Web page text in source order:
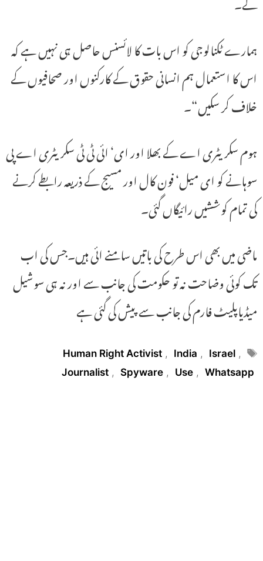
ہمارے ٹکنالوجی کو اس بات کا لائسنس حاصل ہی نہیں ہے کہ
اس کا استعمال ہم انسانی حقوق کے کارکنوں اور صحافیوں کے
خلاف کر سکیں“۔
ہوم سکریٹری اے کے بھلا اور ای‘ ائی ٹی ٹی سکریٹری اے پی
سوہانے کو ای میل‘ فون کال اور مسیج کے ذریعہ رابطے کرنے
کی تمام کوششیں رائیگاں گئی۔
ماضی میں بھی اس طرح کی باتیں سامنے ائی ہیں۔جس کی اب
تک کوئی وضاحت نہ تو حکومت کی جانب سے اور نہ ہی سوشیل
میڈیاپلیٹ فارم کی جانب سے پیش کی گئی ہے
Tags
Human Right Activist , India , Israel ,
Journalist , Spyware , Use , Whatsapp